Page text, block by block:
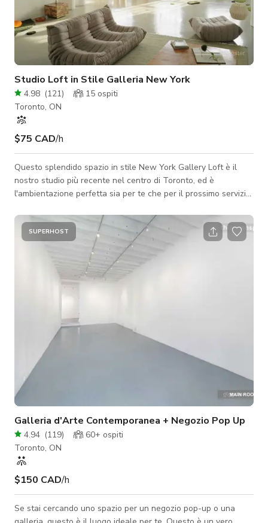
Studio Loft in Stile Galleria New York
4.98 (121) 15 ospiti
Toronto, ON
$75 CAD/h
Questo splendido spazio in stile New York Gallery Loft è il
nostro studio più recente nel centro di Toronto, ed è
l'ambientazione perfetta sia per te che per il prossimo servizio
lancio del marchio, mercato ed eventi intimi. Lo spazio
presenta soffitti alti 15' su circa 1600 piedi quadrati, con
enormi finestre rivolte a ovest che si affacciano sullo skyline
di Toronto, illuminando un ampio spazio open concept con
un'estetica minima
SUPERHOST
Galleria d'Arte Contemporanea + Negozio Pop Up
4.94 (119) 60+ ospiti
Toronto, ON
$150 CAD/h
Se stai cercando uno spazio per un negozio pop-up o una